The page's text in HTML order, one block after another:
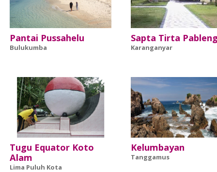
Pantai Pussahelu
Bulukumba
Sapta Tirta
Karanganyar
Tugu Equator Koto
Alam
Lima Puluh Kota
Kelumbayan
Tanggamus